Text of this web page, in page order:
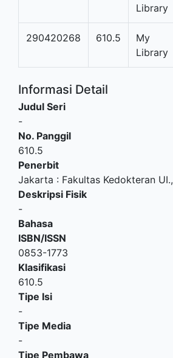
Library
290420268 610.5
My
Library
Informasi Detail
Judul Seri
-
No. Panggil
610.5
Penerbit
Jakarta : Fakultas Kedokteran UI.,
Deskripsi Fisik
-
Bahasa
ISBN/ISSN
0853-1773
Klasifikasi
610.5
Tipe Isi
-
Tipe Media
-
Tipe Pembawa